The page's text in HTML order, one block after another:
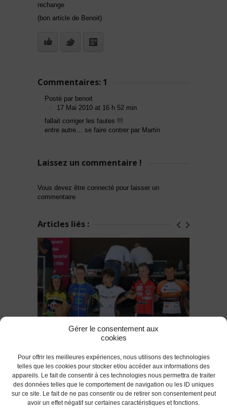
Gérer le consentement aux
cookies
Pour offrir les meilleures expériences, nous utilisons des technologies
telles que les cookies pour stocker et/ou accéder aux informations des
appareils. Le fait de consentir à ces technologies nous permettra de traiter
des données telles que le comportement de navigation ou les ID uniques
sur ce site. Le fait de ne pas consentir ou de retirer son consentement peut
avoir un effet négatif sur certaines caractéristiques et fonctions.
rechange
(bon article de Benoit)
Commentaires: 1
Posté par benoit
17 Mai 2010 at 16 h 52 min
fallait corriger les fautes !!!
entre autre… se faire contrer par Martin
Laissez un commentaire !
Vous devez être connecté pour laisser un
commentaire
Articles liés :
2 nouveaux podiums pour les cadets !
RETOUR